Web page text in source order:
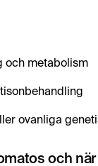
och metabolism
ovanliga
och